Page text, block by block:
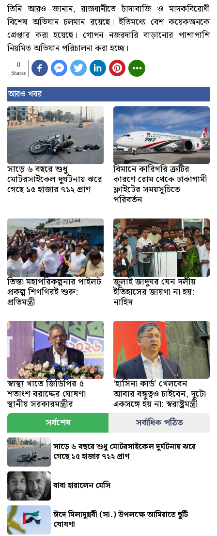
তিনি আরও জানান, রাজধানীতে চাঁদাবাজি ও মাদকবিরোধী
বিশেষ অভিযান চলমান রয়েছে। ইতিমধ্যে বেশ কয়েকজনকে
গ্রেপ্তার করা হয়েছে। গোপন নজরদারি বাড়ানোর পাশাপাশি
নিয়মিত অভিযান পরিচালনা করা হচ্ছে।
0
Shares
আরও খবর
সাড়ে ৬ বছরে শুধু
মোটরসাইকেল দুর্ঘটনায় ঝরে
গেছে ১৫ হাজার ৭১২ প্রাণ
বিমানে কারিগরি ত্রুটির
কারণে রোম থেকে ঢাকাগামী
ফ্লাইটের সময়সূচিতে
পরিবর্তন
তিস্তা মহাপরিকল্পনার পাইলট
প্রকল্প শিগগিরই শুরু:
প্রতিমন্ত্রী
জুলাই জাদুঘর যেন দলীয়
ইতিহাসের জায়গা না হয়:
নাহিদ
স্বাস্থ্য খাতে জিডিপির ৫
শতাংশ বরাদ্দের ঘোষণা
স্থানীয় সরকারমন্ত্রীর
‘হাসিনা কার্ড’ খেলবেন
আবার বন্ধুত্বও চাইবেন, দুটো
একসঙ্গে হয় না: স্বরাষ্ট্রমন্ত্রী
সর্বশেষ
সর্বাধিক পঠিত
সাড়ে ৬ বছরে শুধু মোটরসাইকেল দুর্ঘটনায় ঝরে
গেছে ১৫ হাজার ৭১২ প্রাণ
বাবা হারালেন মেসি
ঈদে মিলাদুন্নবী (সা.) উপলক্ষে আমিরাতে ছুটি
ঘোষণা